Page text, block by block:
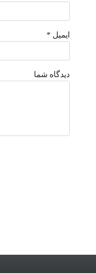
ایمیل *
دیدگاه شما